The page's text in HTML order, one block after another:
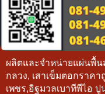
ผลิตและจำหน่ายแผ่นพื้น
กลวง, เสาเข็มตอกราค
เพชร,อิฐมวลเบาทีพีไอ